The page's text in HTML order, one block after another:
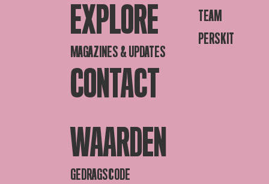
EXPLORE
MAGAZINES & UPDATES
CONTACT
TEAM
PERSKIT
WAARDEN
GEDRAGSCODE